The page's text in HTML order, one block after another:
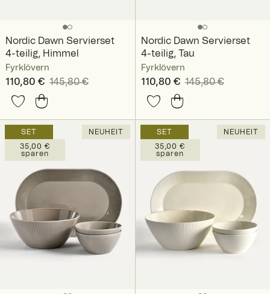
Nordic Dawn Servierset
4-teilig, Himmel
Fyrklövern
Aktueller Preis:
110,80 €Vorheriger Preis
145,80 €
110,80 € 145,80 €
Nordic Dawn Servierset
4-teilig, Tau
Fyrklövern
Aktueller Preis:
110,80 €Vorheriger Preis
145,80 €
110,80 € 145,80 €
SET
35,00 €
sparen
NEUHEIT
SET
35,00 €
sparen
NEUHEIT